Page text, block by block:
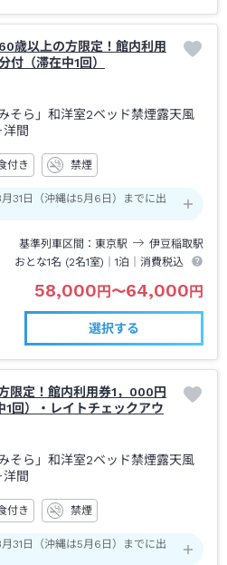
歳以上の方限定！館内利用
付（滞在中1回）
そら」和洋室2ベッド禁煙露天風
洋間
付き 禁煙
日（沖縄は5月6日）までに出
基準列車区間 東京駅 伊豆稲取駅
おとな1名 (2名1室)｜1泊 ｜消費税込
58,000円〜64,000円
選択する
限定！館内利用券1，000円
1回）・レイトチェックアウ
そら」和洋室2ベッド禁煙露天風
洋間
付き 禁煙
日（沖縄は5月6日）までに出